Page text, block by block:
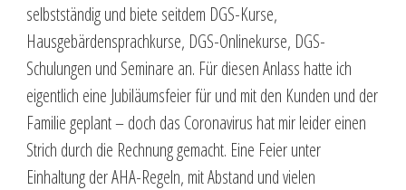
selbstständig und biete seitdem DGS-Kurse,
Hausgebärdensprachkurse, DGS-Onlinekurse, DGS-
Schulungen und Seminare an. Für diesen Anlass hatte ich
eigentlich eine Jubiläumsfeier für und mit den Kunden und der
Familie geplant – doch das Coronavirus hat mir leider einen
Strich durch die Rechnung gemacht. Eine Feier unter
Einhaltung der AHA-Regeln, mit Abstand und vielen